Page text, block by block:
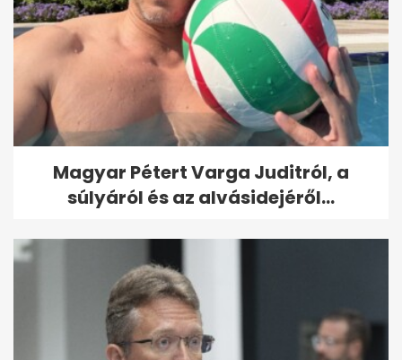
Magyar Pétert Varga Juditról, a
súlyáról és az alvásidejéről...